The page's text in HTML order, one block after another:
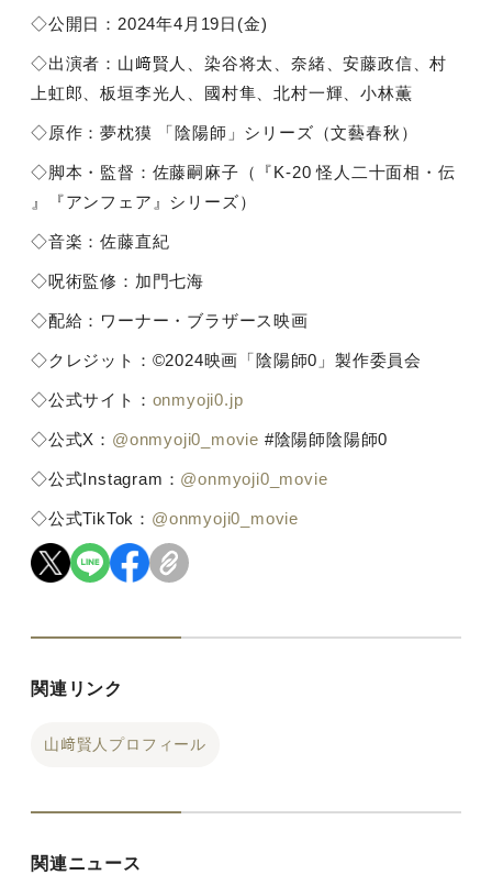
◇公開日：2024年4月19日(金)
◇出演者：山﨑賢人、染谷将太、奈緒、安藤政信、村
上虹郎、板垣李光人、國村隼、北村一輝、小林薫
◇原作：夢枕獏 「陰陽師」シリーズ（文藝春秋）
◇脚本・監督：佐藤嗣麻子（『K-20 怪人二十面相・伝
』『アンフェア』シリーズ）
◇音楽：佐藤直紀
◇呪術監修：加門七海
◇配給：ワーナー・ブラザース映画
◇クレジット：©2024映画「陰陽師0」製作委員会
◇公式サイト： onmyoji0.jp
◇公式X： @onmyoji0_movie #陰陽師陰陽師0
◇公式Instagram： @onmyoji0_movie
◇公式TikTok： @onmyoji0_movie
関連リンク
山﨑賢人プロフィール
関連ニュース